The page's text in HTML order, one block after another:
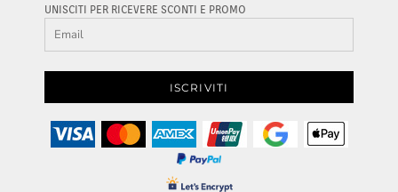
UNISCITI PER RICEVERE SCONTI E PROMO
ISCRIVITI